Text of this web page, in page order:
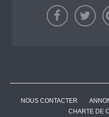
NOUS CONTACTER
CHARTE DE